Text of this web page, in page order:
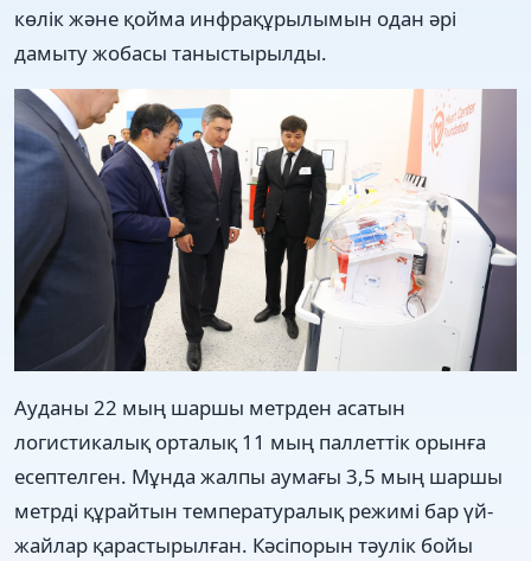
көлік және қойма инфрақұрылымын одан әрі
дамыту жобасы таныстырылды.
Ауданы 22 мың шаршы метрден асатын
логистикалық орталық 11 мың паллеттік орынға
есептелген. Мұнда жалпы аумағы 3,5 мың шаршы
метрді құрайтын температуралық режимі бар үй-
жайлар қарастырылған. Кәсіпорын тәулік бойы